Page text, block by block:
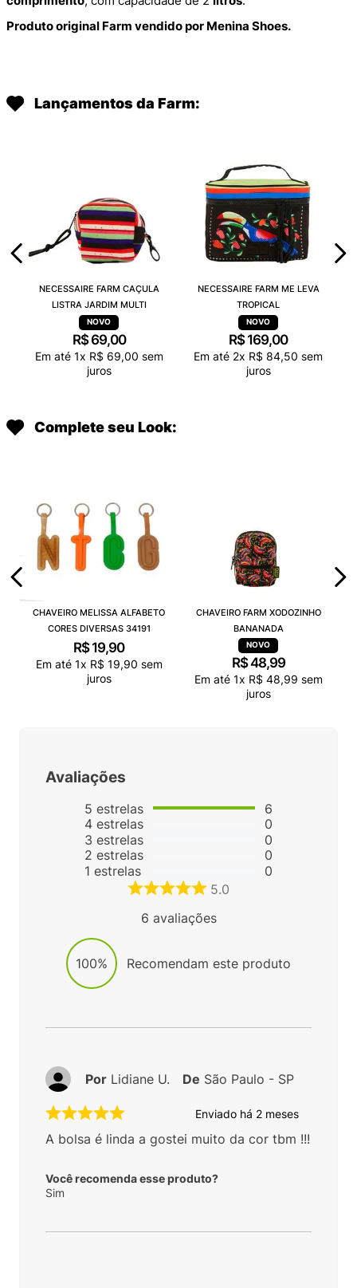
Produto original Farm vendido por Menina Shoes.
Lançamentos da Farm:
NECESSAIRE FARM CAÇULA
LISTRA JARDIM MULTI
R$ 69,00
Em até 1x R$ 69,00 sem
juros
NECESSAIRE FARM ME LEVA
TROPICAL
R$ 169,00
Em até 2x R$ 84,50 sem
juros
Complete seu Look:
CHAVEIRO MELISSA ALFABETO
CORES DIVERSAS 34191
R$ 19,90
Em até 1x R$ 19,90 sem
juros
CHAVEIRO FARM XODOZINHO
BANANADA
R$48,99
Em até 1x R$ 48,99 sem
juros
Avaliações
5 estrelas
4 estrelas
3 estrelas
2 estrelas
1 estrelas
6
0
0
0
0
5.0
6 avaliações
100% Recomendam este produto
Enviado há 2 meses
A bolsa é linda a gostei muito da cor tbm !!!
Você recomenda esse produto?
Sim
Por Lidiane U. De São Paulo - SP